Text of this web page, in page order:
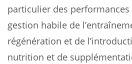
particulier des performances
gestion habile de
régénération et de
nutrition et de